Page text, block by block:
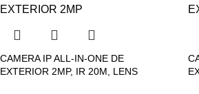
CAMERA IP ALL-IN-ONE DE
EXTERIOR 2MP, IR 20M, LENS